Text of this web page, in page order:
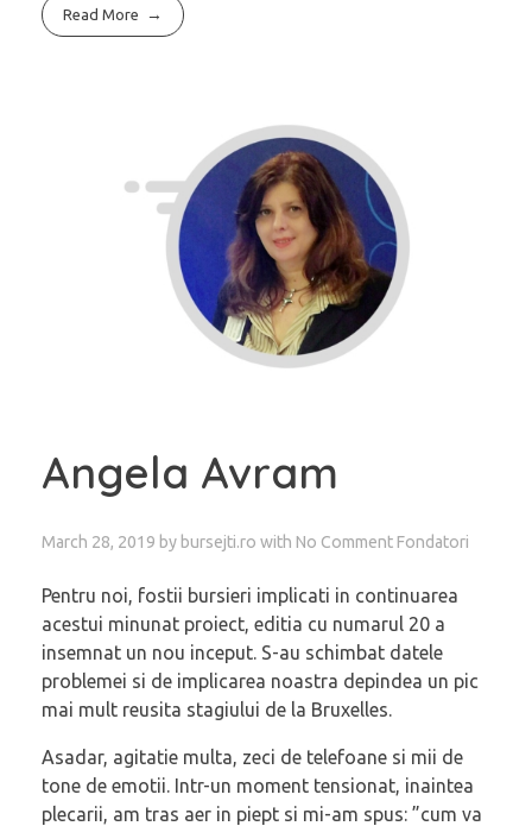
Read More
Angela Avram
March 28, 2019 by bursejti.ro with No Comment Fondatori
Pentru noi, fostii bursieri implicati in continuarea
acestui minunat proiect, editia cu numarul 20 a
insemnat un nou inceput. S-au schimbat datele
problemei si de implicarea noastra depindea un pic
mai mult reusita stagiului de la Bruxelles.
Asadar, agitatie multa, zeci de telefoane si mii de
tone de emotii. Intr-un moment tensionat, inaintea
plecarii, am tras aer in piept si mi-am spus: ”cum va